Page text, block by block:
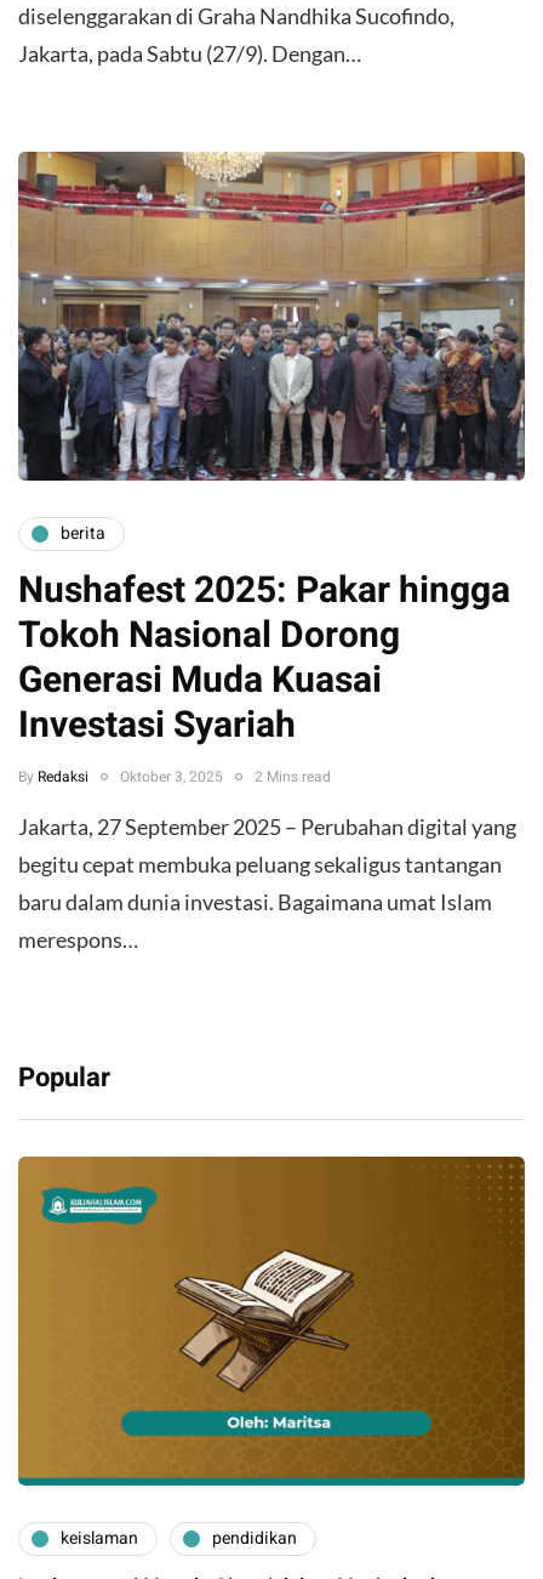
diselenggarakan di Graha Nandhika Sucofindo,
Jakarta, pada Sabtu (27/9). Dengan…
berita
Nushafest 2025: Pakar hingga
Tokoh Nasional Dorong
Generasi Muda Kuasai
Investasi Syariah
By Redaksi Oktober 3, 2025 2 Mins read
Jakarta, 27 September 2025 – Perubahan digital yang
begitu cepat membuka peluang sekaligus tantangan
baru dalam dunia investasi. Bagaimana umat Islam
merespons…
Popular
keislaman pendidikan